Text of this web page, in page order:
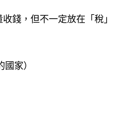
錢，但不一定放在「稅」
家）